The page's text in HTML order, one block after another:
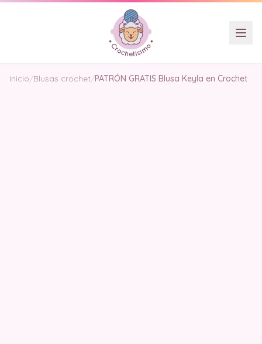
Inicio/Blusas crochet/PATRÓN GRATIS Blusa Keyla en Crochet